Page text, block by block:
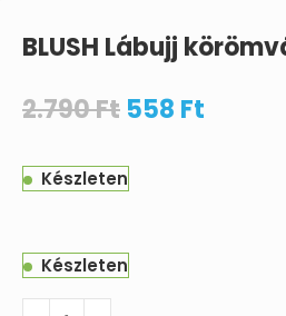
BLUSH Lábujj
2.790Ft 558 Ft
Készleten
Készleten